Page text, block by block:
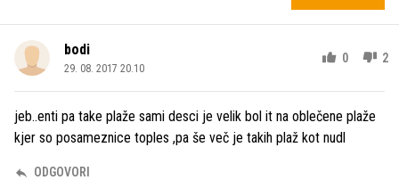
bodi
29. 08. 2017 20.10
0 2
jeb..enti pa take plaže sami desci je velik bol it na oblečene plaže
kjer so posameznice toples ,pa še več je takih plaž kot nudl
ODGOVORI